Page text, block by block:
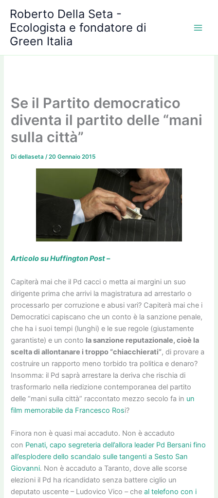
contenuto
Roberto Della Seta -
Ecologista e fondatore di
Green Italia
Se il Partito democratico
diventa il partito delle “mani
sulla città”
Didellaseta/20 Gennaio 2015
Articolo su Huffington Post –
Capiterà mai che il Pd cacci o metta ai margini un suo
dirigente prima che arrivi la magistratura ad arrestarlo o
processarlo per corruzione e abusi vari? Capiterà mai che i
Democratici capiscano che un conto è la sanzione penale,
che ha i suoi tempi (lunghi) e le sue regole (giustamente
garantiste) e un conto la sanzione reputazionale, cioè la
scelta di allontanare i troppo “chiacchierati”, di provare a
costruire un rapporto meno torbido tra politica e denaro?
Insomma: il Pd saprà arrestare la deriva che rischia di
trasformarlo nella riedizione contemporanea del partito
delle “mani sulla città” raccontato mezzo secolo fa in un
film memorabile da Francesco Rosi?
Finora non è quasi mai accaduto. Non è accaduto
con Penati, capo segreteria dell’allora leader Pd Bersani fino
all’esplodere dello scandalo sulle tangenti a Sesto San
Giovanni. Non è accaduto a Taranto, dove alle scorse
elezioni il Pd ha ricandidato senza battere ciglio un
deputato uscente – Ludovico Vico – cheal telefono con i
r
c
h
i